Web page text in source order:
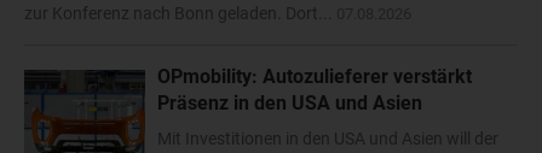
zur Konferenz nach Bonn geladen. Dort...
OPmobility: Autozulieferer verstärkt
Präsenz in den USA und Asien
Mit Investitionen in den USA und Asien will der